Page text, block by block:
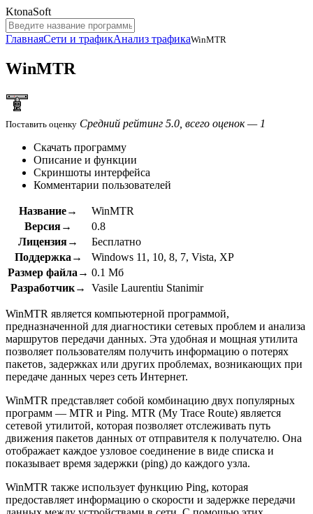
KtonaSoft
ГлавнаяСети и трафикАнализ трафикаWinMTR
WinMTR
Поставить оценку Средний рейтинг 5.0, всего оценок — 1
Скачать программу
Описание и функции
Скриншоты интерфейса
Комментарии пользователей
Название→
WinMTR
Версия→
0.8
Лицензия→
Бесплатно
Поддержка→
Windows 11, 10, 8, 7, Vista, XP
Размер файла→ 0.1 Мб
Разработчик→
Vasile Laurentiu Stanimir
WinMTR является компьютерной программой,
предназначенной для диагностики сетевых проблем и анализа
маршрутов передачи данных. Эта удобная и мощная утилита
позволяет пользователям получить информацию о потерях
пакетов, задержках или других проблемах, возникающих при
передаче данных через сеть Интернет.
WinMTR представляет собой комбинацию двух популярных
программ — MTR и Ping. MTR (My Trace Route) является
сетевой утилитой, которая позволяет отслеживать путь
движения пакетов данных от отправителя к получателю. Она
отображает каждое узловое соединение в виде списка и
показывает время задержки (ping) до каждого узла.
WinMTR также использует функцию Ping, которая
предоставляет информацию о скорости и задержке передачи